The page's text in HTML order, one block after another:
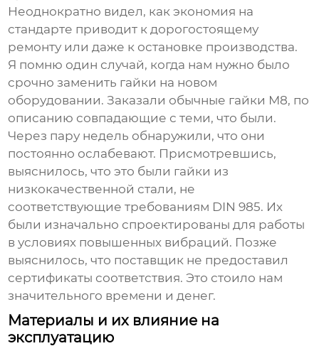
Неоднократно видел, как экономия на
стандарте приводит к дорогостоящему
ремонту или даже к остановке производства.
Я помню один случай, когда нам нужно было
срочно заменить гайки на новом
оборудовании. Заказали обычные гайки М8, по
описанию совпадающие с теми, что были.
Через пару недель обнаружили, что они
постоянно ослабевают. Присмотревшись,
выяснилось, что это были гайки из
низкокачественной стали, не
соответствующие требованиям DIN 985. Их
были изначально спроектированы для работы
в условиях повышенных вибраций. Позже
выяснилось, что поставщик не предоставил
сертификаты соответствия. Это стоило нам
значительного времени и денег.
Материалы и их влияние на
эксплуатацию